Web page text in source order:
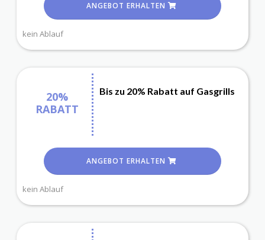
ANGEBOT ERHALTEN
kein Ablauf
20%
RABATT
Bis zu 20% Rabatt auf Gasgrills
ANGEBOT ERHALTEN
kein Ablauf